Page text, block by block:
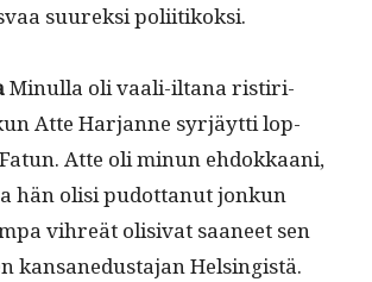
suurek­si poliitikoksi.
Min­ul­la oli vaali-iltana ris­tiri­
Atte Har­janne syr­jäyt­ti lop­
Atte oli min­un ehdokkaani,
hän olisi pudot­tanut jonkun
vihreät oli­si­vat saa­neet sen
kansane­dus­ta­jan Helsingistä.